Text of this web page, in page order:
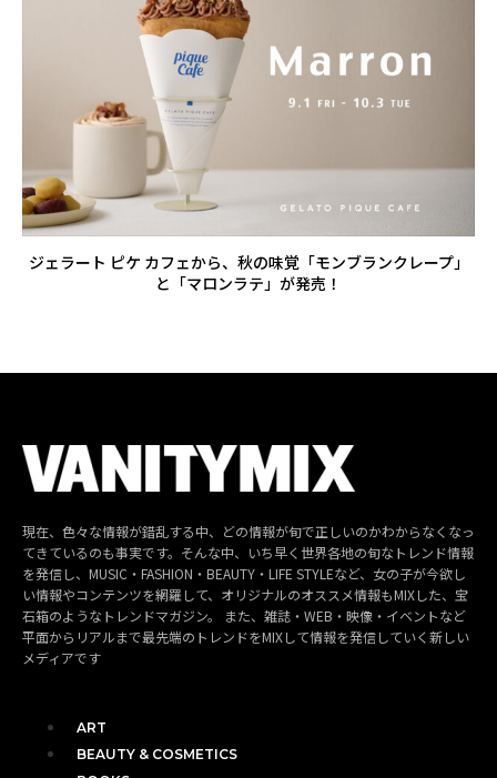
ジェラート ピケ カフェから、秋の味覚「モンブランクレープ」
と「マロンラテ」が発売！
現在、色々な情報が錯乱する中、どの情報が旬で正しいのかわからなくなっ
てきているのも事実です。そんな中、いち早く世界各地の旬なトレンド情報
を発信し、MUSIC・FASHION・BEAUTY・LIFE STYLEなど、女の子が今欲し
い情報やコンテンツを網羅して、オリジナルのオススメ情報もMIXした、宝
石箱のようなトレンドマガジン。 また、雑誌・WEB・映像・イベントなど
平面からリアルまで最先端のトレンドをMIXして情報を発信していく新しい
メディアです
ART
BEAUTY & COSMETICS